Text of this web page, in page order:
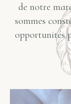
de notre
sommes
opportunités